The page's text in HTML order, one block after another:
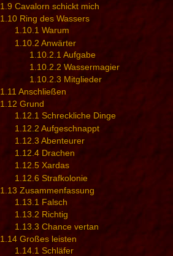
1.9 Cavalorn schickt mich
1.10 Ring des Wassers
1.10.1 Warum
1.10.2 Anwärter
1.10.2.1 Aufgabe
1.10.2.2 Wassermagier
1.10.2.3 Mitglieder
1.11 Anschließen
1.12 Grund
1.12.1 Schreckliche Dinge
1.12.2 Aufgeschnappt
1.12.3 Abenteurer
1.12.4 Drachen
1.12.5 Xardas
1.12.6 Strafkolonie
1.13 Zusammenfassung
1.13.1 Falsch
1.13.2 Richtig
1.13.3 Chance vertan
1.14 Großes leisten
1.14.1 Schläfer